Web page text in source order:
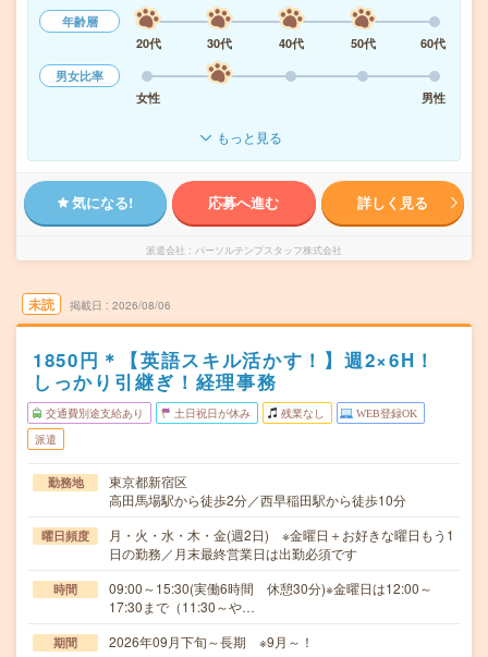
年齢層
20代
30代 40代 50代
60代
男女比率
女性
男性
もっと見る
気になる! 応募へ進む 詳しく見る
派遣会社 パーソルテンプスタッフ株式会社
未読 掲載日 2026/08/06
1850円＊【英語スキル活かす！】週2×6H！
しっかり引継ぎ！経理事務
交通費別途支給あり 土日祝日が休み 残業なし WEB登録OK
派遣
勤務地
東京都新宿区
高田馬場駅から徒歩2分／西早稲田駅から徒歩10分
曜日頻度
月・火・水・木・金(週2日) ※金曜日＋お好きな曜日もう1
日の勤務／月末最終営業日は出勤必須です
時間
09:00～15:30(実働6時間 休憩30分)※金曜日は12:00～
17:30まで（11:30～や…
期間 2026年09月下旬～長期 ※9月～！